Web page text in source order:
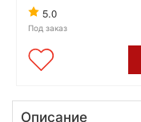
5.0
Под заказ
Описание